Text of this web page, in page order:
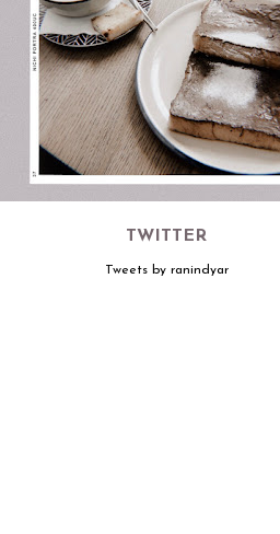
TWITTER
Tweets by ranindyar